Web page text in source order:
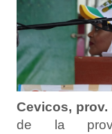
Cevicos, prov.
de la